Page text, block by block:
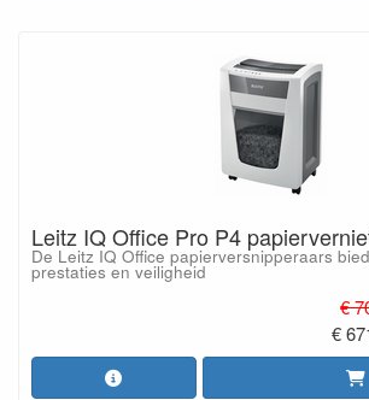
Leitz IQ Office Pro P4
De Leitz IQ Office papierversnipperaars
prestaties en veiligheid
€
€